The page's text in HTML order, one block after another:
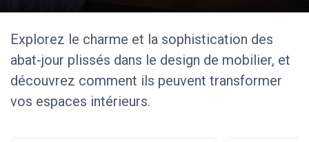
Explorez le charme et la sophistication des
abat-jour plissés dans le design de mobilier, et
découvrez comment ils peuvent transformer
vos espaces intérieurs.